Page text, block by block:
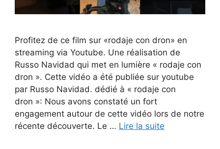
Profitez de ce film sur «rodaje con dron» en
streaming via Youtube. Une réalisation de
Russo Navidad qui met en lumière « rodaje con
dron ». Cette vidéo a été publiée sur youtube
par Russo Navidad. dédié à « rodaje con
dron »: Nous avons constaté un fort
engagement autour de cette vidéo lors de notre
récente découverte. Le … Lire la suite